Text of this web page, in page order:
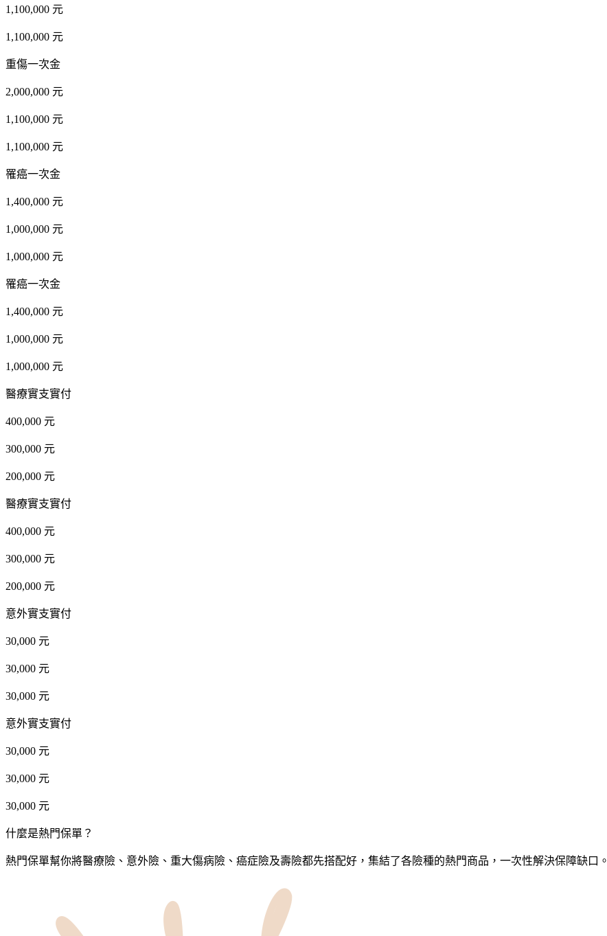
1,100,000 元
1,100,000 元
重傷一次金
2,000,000 元
1,100,000 元
1,100,000 元
罹癌一次金
1,400,000 元
1,000,000 元
1,000,000 元
罹癌一次金
1,400,000 元
1,000,000 元
1,000,000 元
醫療實支實付
400,000 元
300,000 元
200,000 元
醫療實支實付
400,000 元
300,000 元
200,000 元
意外實支實付
30,000 元
30,000 元
30,000 元
意外實支實付
30,000 元
30,000 元
30,000 元
什麼是熱門保單？
熱門保單幫你將醫療險、意外險、重大傷病險、癌症險及壽險都先搭配好，集結了各險種的熱門商品，一次性解決保障缺口。